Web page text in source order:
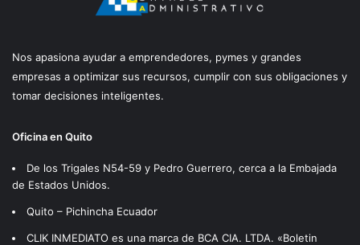
Nos apasiona ayudar a emprendedores, pymes y grandes
empresas a optimizar sus recursos, cumplir con sus obligaciones y
tomar decisiones inteligentes.
Oficina en Quito
De los Trigales N54-59 y Pedro Guerrero, cerca a la Embajada
de Estados Unidos.
Quito – Pichincha Ecuador
CLIK INMEDIATO es una marca de BCA CIA. LTDA. «Boletin